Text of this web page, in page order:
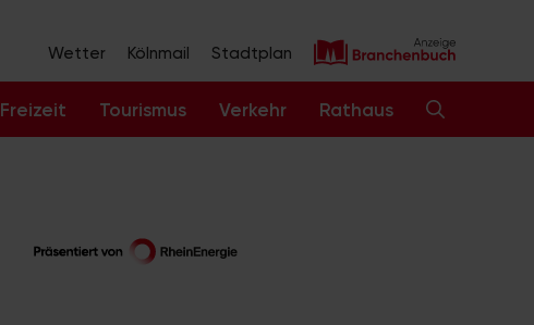
Wetter Kölnmail Stadtplan
Freizeit Tourismus Verkehr Rathaus